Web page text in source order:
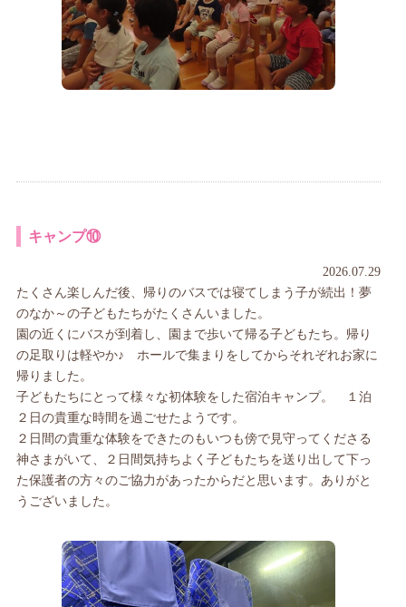
キャンプ⑩
2026.07.29
たくさん楽しんだ後、帰りのバスでは寝てしまう子が続出！夢
のなか～の子どもたちがたくさんいました。
園の近くにバスが到着し、園まで歩いて帰る子どもたち。帰り
の足取りは軽やか♪ ホールで集まりをしてからそれぞれお家に
帰りました。
子どもたちにとって様々な初体験をした宿泊キャンプ。 １泊
２日の貴重な時間を過ごせたようです。
２日間の貴重な体験をできたのもいつも傍で見守ってくださる
神さまがいて、２日間気持ちよく子どもたちを送り出して下っ
た保護者の方々のご協力があったからだと思います。ありがと
うございました。